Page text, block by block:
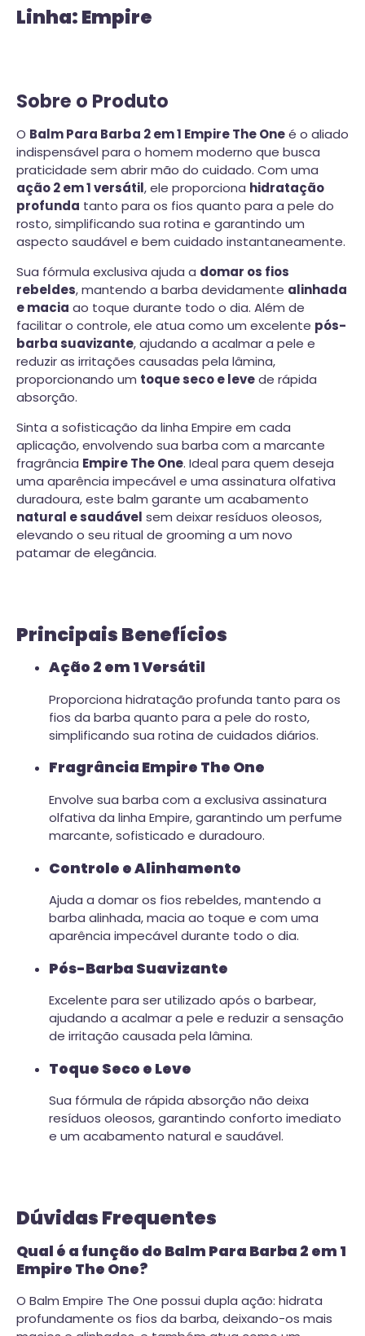
Linha: Empire
Sobre o Produto
O Balm Para Barba 2 em 1 Empire The Oneé o aliado
indispensável para o homem moderno que busca
praticidade sem abrir mão do cuidado. Com uma
ação 2 em 1 versátil, ele proporciona hidratação
profunda tanto para os fios quanto para a pele do
rosto, simplificando sua rotina e garantindo um
aspecto saudável e bem cuidado instantaneamente.
Sua fórmula exclusiva ajuda a domar os fios
rebeldes, mantendo a barba devidamente alinhada
e macia ao toque durante todo o dia. Além de
facilitar o controle, ele atua como um excelente pós-
barba suavizante, ajudando a acalmar a pele e
reduzir as irritações causadas pela lâmina,
proporcionando um toque seco e levede rápida
absorção.
Sinta a sofisticação da linha Empire em cada
aplicação, envolvendo sua barba com a marcante
fragrância Empire The One. Ideal para quem deseja
uma aparência impecável e uma assinatura olfativa
duradoura, este balm garante um acabamento
natural e saudável sem deixar resíduos oleosos,
elevando o seu ritual de grooming a um novo
patamar de elegância.
Principais Benefícios
Ação 2 em 1 Versátil
Proporciona hidratação profunda tanto para os
fios da barba quanto para a pele do rosto,
simplificando sua rotina de cuidados diários.
Fragrância Empire The One
Envolve sua barba com a exclusiva assinatura
olfativa da linha Empire, garantindo um perfume
marcante, sofisticado e duradouro.
Controle e Alinhamento
Ajuda a domar os fios rebeldes, mantendo a
barba alinhada, macia ao toque e com uma
aparência impecável durante todo o dia.
Pós-Barba Suavizante
Excelente para ser utilizado após o barbear,
ajudando a acalmar a pele e reduzir a sensação
de irritação causada pela lâmina.
Toque Seco e Leve
Sua fórmula de rápida absorção não deixa
resíduos oleosos, garantindo conforto imediato
e um acabamento natural e saudável.
Dúvidas Frequentes
Qual é a função do Balm Para Barba 2 em 1
Empire The One?
O Balm Empire The One possui dupla ação: hidrata
profundamente os fios da barba, deixando-os mais